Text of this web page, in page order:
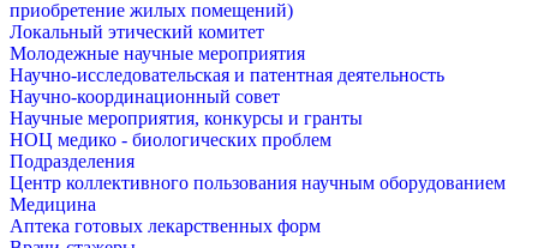
приобретение жилых помещений)
Локальный этический комитет
Молодежные научные мероприятия
Научно-исследовательская и патентная деятельность
Научно-координационный совет
Научные мероприятия, конкурсы и гранты
НОЦ медико - биологических проблем
Подразделения
Центр коллективного пользования научным оборудованием
Медицина
Аптека готовых лекарственных форм